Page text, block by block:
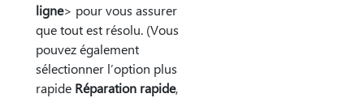
ligne> pour vous assurer
que tout est résolu. (Vous
pouvez également
sélectionner l’option plus
rapide Réparation rapide,